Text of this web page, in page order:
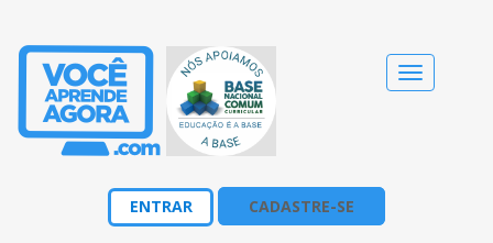
Alternar
navegação
ENTRAR CADASTRE-SE